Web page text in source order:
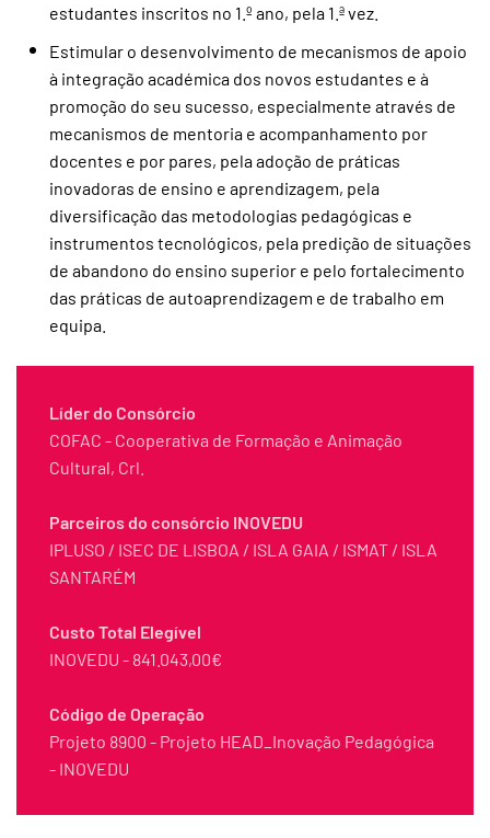
estudantes inscritos no 1.º ano, pela 1.ª vez.
Estimular o desenvolvimento de mecanismos de apoio
à integração académica dos novos estudantes e à
promoção do seu sucesso, especialmente através de
mecanismos de mentoria e acompanhamento por
docentes e por pares, pela adoção de práticas
inovadoras de ensino e aprendizagem, pela
diversificação das metodologias pedagógicas e
instrumentos tecnológicos, pela predição de situações
de abandono do ensino superior e pelo fortalecimento
das práticas de autoaprendizagem e de trabalho em
equipa.
Líder do Consórcio
COFAC - Cooperativa de Formação e Animação
Cultural, Crl.
Parceiros do consórcio INOVEDU
IPLUSO / ISEC DE LISBOA / ISLA GAIA / ISMAT / ISLA
SANTARÉM
Custo Total Elegível
INOVEDU - 841.043,00€
Código de Operação
Projeto 8900 - Projeto HEAD_Inovação Pedagógica
- INOVEDU